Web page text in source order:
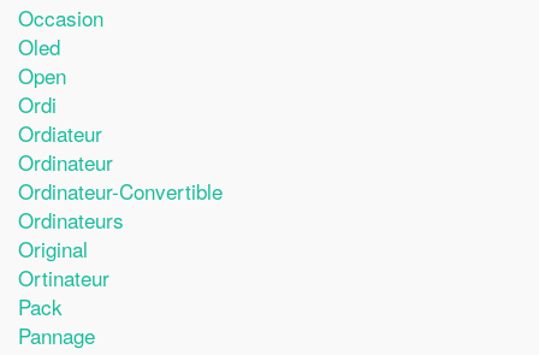
Occasion
Oled
Open
Ordi
Ordiateur
Ordinateur
Ordinateur-Convertible
Ordinateurs
Original
Ortinateur
Pack
Pannage